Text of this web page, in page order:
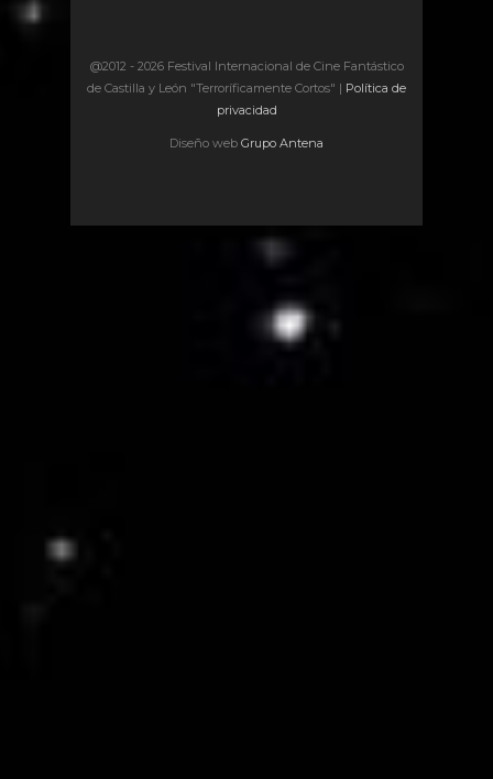
@2012 - 2026 Festival Internacional de Cine Fantástico
de Castilla y León "Terroríficamente Cortos" | Política de
privacidad
Diseño web Grupo Antena